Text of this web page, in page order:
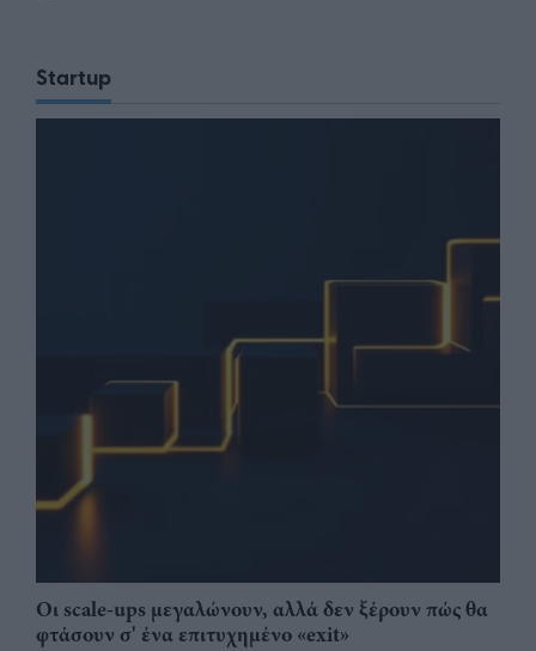
Startup
Οι scale-ups μεγαλώνουν, αλλά δεν ξέρουν πώς θα
φτάσουν σ' ένα επιτυχημένο «exit»